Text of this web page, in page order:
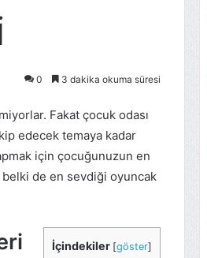
0 3 dakika okuma süresi
Fakat çocuk odası
edecek temaya kadar
için çocuğunuzun en
de en sevdiği oyuncak
İçindekiler [göster]